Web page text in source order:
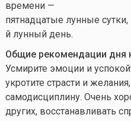
времени —
пятнадцатые лунные сутки,
й лунный день.
Общие рекомендации дня
Усмирите эмоции и
укротите страсти и
самодисциплину. Очень
других, восстанавливать